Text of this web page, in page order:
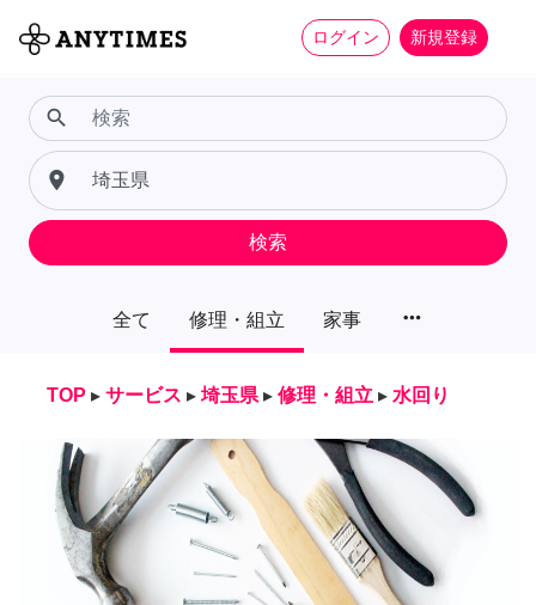
ログイン 新規登録
全て 修理・組立 家事 more_horiz
search
place
検索
TOP ▸ サービス ▸ 埼玉県 ▸ 修理・組立 ▸ 水回り